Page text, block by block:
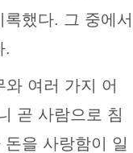
했다. 그 중에서
.
와 여러 가지 어
곧 사람으로 침
을 사랑함이 일